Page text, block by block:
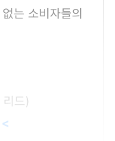
는 소비자들의
드)